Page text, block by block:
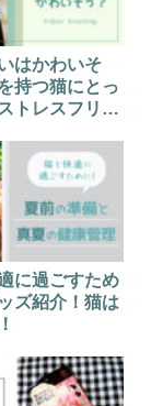
はかわいそ
持つ猫にとっ
トレスフリー
に過ごすため
ズ紹介！猫は